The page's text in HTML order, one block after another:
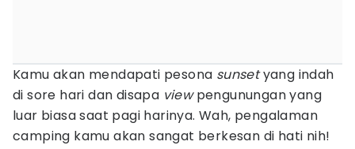
Kamu akan mendapati pesona sunsetyang indah
di sore hari dan disapa viewpengunungan yang
luar biasa saat pagi harinya. Wah, pengalaman
camping kamu akan sangat berkesan di hati nih!